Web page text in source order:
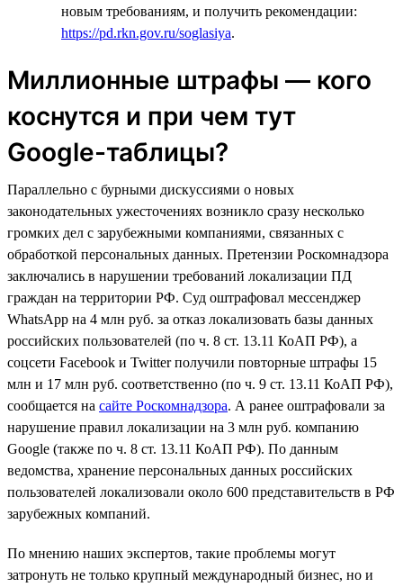
новым требованиям, и получить рекомендации:
https://pd.rkn.gov.ru/soglasiya.
Миллионные штрафы — кого
коснутся и при чем тут
Google-таблицы?
Параллельно с бурными дискуссиями о новых
законодательных ужесточениях возникло сразу несколько
громких дел с зарубежными компаниями, связанных с
обработкой персональных данных. Претензии Роскомнадзора
заключались в нарушении требований локализации ПД
граждан на территории РФ. Суд оштрафовал мессенджер
WhatsApp на 4 млн руб. за отказ локализовать базы данных
российских пользователей (по ч. 8 ст. 13.11 КоАП РФ), а
соцсети Facebook и Twitter получили повторные штрафы 15
млн и 17 млн руб. соответственно (по ч. 9 ст. 13.11 КоАП РФ),
сообщается на сайте Роскомнадзора. А ранее оштрафовали за
нарушение правил локализации на 3 млн руб. компанию
Google (также по ч. 8 ст. 13.11 КоАП РФ). По данным
ведомства, хранение персональных данных российских
пользователей локализовали около 600 представительств в РФ
зарубежных компаний.
По мнению наших экспертов, такие проблемы могут
затронуть не только крупный международный бизнес, но и